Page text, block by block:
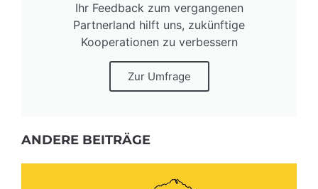
Ihr Feedback zum vergangenen
Partnerland hilft uns, zukünftige
Kooperationen zu verbessern
Zur Umfrage
ANDERE BEITRÄGE